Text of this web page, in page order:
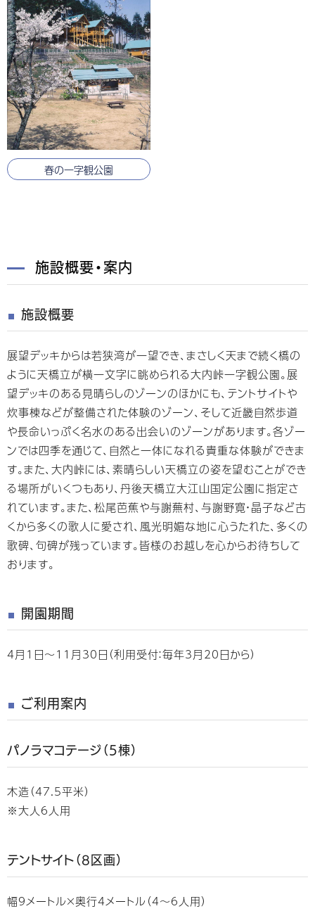
春の一字観公園
施設概要・案内
施設概要
展望デッキからは若狭湾が一望でき、まさしく天まで続く橋の
ように天橋立が横一文字に眺められる大内峠一字観公園。展
望デッキのある見晴らしのゾーンのほかにも、テントサイトや
炊事棟などが整備された体験のゾーン、そして近畿自然歩道
や長命いっぷく名水のある出会いのゾーンがあります。各ゾー
ンでは四季を通じて、自然と一体になれる貴重な体験ができま
す。また、大内峠には、素晴らしい天橋立の姿を望むことができ
る場所がいくつもあり、丹後天橋立大江山国定公園に指定さ
れています。また、松尾芭蕉や与謝蕪村、与謝野寛・晶子など古
くから多くの歌人に愛され、風光明媚な地に心うたれた、多くの
歌碑、句碑が残っています。皆様のお越しを心からお待ちして
おります。
開園期間
4月1日～11月30日（利用受付：毎年3月20日から）
ご利用案内
パノラマコテージ（5棟）
木造（47.5平米）
※大人6人用
テントサイト（8区画）
幅9メートル×奥行4メートル（4～6人用）